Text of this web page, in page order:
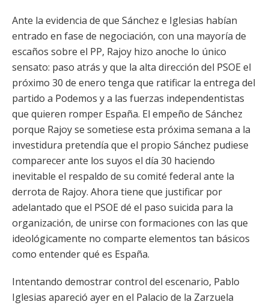
Ante la evidencia de que Sánchez e Iglesias habían
entrado en fase de negociación, con una mayoría de
escaños sobre el PP, Rajoy hizo anoche lo único
sensato: paso atrás y que la alta dirección del PSOE el
próximo 30 de enero tenga que ratificar la entrega del
partido a Podemos y a las fuerzas independentistas
que quieren romper España. El empeño de Sánchez
porque Rajoy se sometiese esta próxima semana a la
investidura pretendía que el propio Sánchez pudiese
comparecer ante los suyos el día 30 haciendo
inevitable el respaldo de su comité federal ante la
derrota de Rajoy. Ahora tiene que justificar por
adelantado que el PSOE dé el paso suicida para la
organización, de unirse con formaciones con las que
ideológicamente no comparte elementos tan básicos
como entender qué es España.
Intentando demostrar control del escenario, Pablo
Iglesias apareció ayer en el Palacio de la Zarzuela